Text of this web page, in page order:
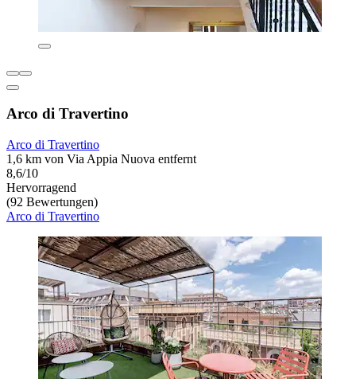
Arco di Travertino
Arco di Travertino
1,6 km von Via Appia Nuova entfernt
8,6/10
Hervorragend
(92 Bewertungen)
Arco di Travertino